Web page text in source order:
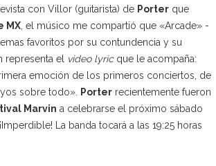
con Villor (guitarista) de Porter que
MX , el músico me compartió que «Arcade» -
favoritos por su contundencia y su
representa el
video lyricque le acompaña:
emoción de los primeros conciertos, de
sobre todo».
Porter recientemente fueron
Marvin a celebrarse el próximo sábado
La banda tocará a las 19:25 horas